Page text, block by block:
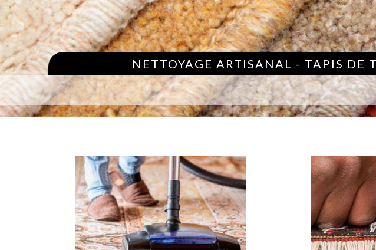
NETTOYAGE ARTISANAL - TAPIS DE